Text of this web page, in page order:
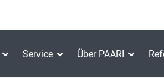
Service Über PAARI